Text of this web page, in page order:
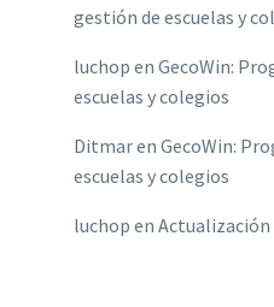
gestión de escuelas y
luchop en GecoWin:
escuelas y colegios
Ditmaren GecoWin:
escuelas y colegios
luchop en Actualización